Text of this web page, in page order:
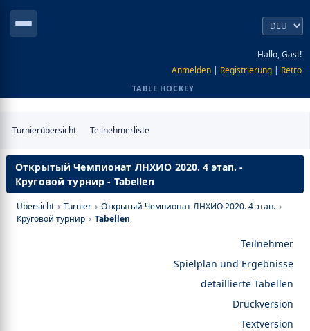
Hallo, Gast!
Anmelden | Registrierung | Retro
TABLE HOCKEY
Turnierübersicht Teilnehmerliste
Открытый Чемпионат ЛНХИО 2020. 4 этап. -
Круговой турнир - Tabellen
Übersicht › Turnier › Открытый Чемпионат ЛНХИО 2020. 4 этап. ›
Круговой турнир › Tabellen
Teilnehmer
Spielplan und Ergebnisse
detaillierte Tabellen
Druckversion
Textversion